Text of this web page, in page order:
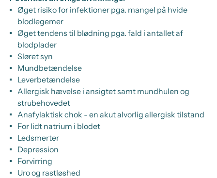
Øget risiko for infektioner pga. mangel på hvide
blodlegemer
Øget tendens til blødning pga. fald i antallet af
blodplader
Sløret syn
Mundbetændelse
Leverbetændelse
Allergisk hævelse i ansigtet samt mundhulen og
strubehovedet
Anafylaktisk chok - en akut alvorlig allergisk tilstand
For lidt natrium i blodet
Ledsmerter
Depression
Forvirring
Uro og rastløshed